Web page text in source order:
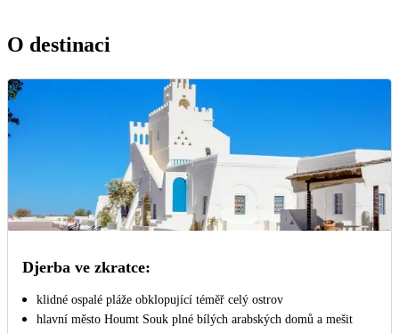
O destinaci
Djerba ve zkratce:
klidné ospalé pláže obklopující téměř celý ostrov
hlavní město Houmt Souk plné bílých arabských domů a mešit